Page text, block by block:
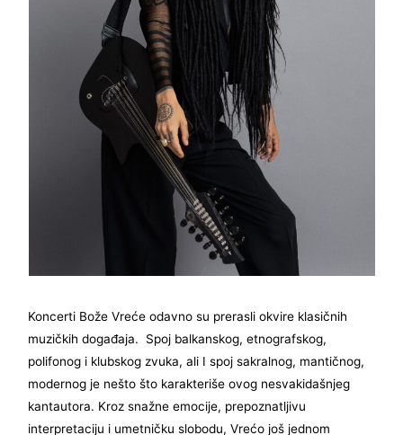
Koncerti Bože Vreće odavno su prerasli okvire klasičnih
muzičkih događaja. Spoj balkanskog, etnografskog,
polifonog i klubskog zvuka, ali I spoj sakralnog, mantičnog,
modernog je nešto što karakteriše ovog nesvakidašnjeg
kantautora. Kroz snažne emocije, prepoznatljivu
interpretaciju i umetničku slobodu, Vrećo još jednom